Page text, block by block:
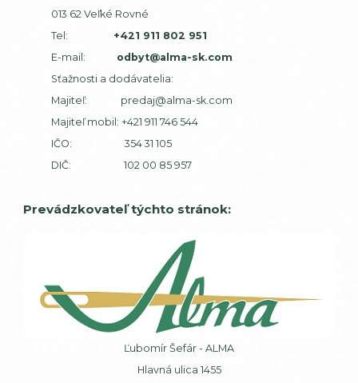
013 62 Veľké Rovné
Tel:
+421 911 802 951
E-mail: odbyt@alma-sk.com
Sťažnosti a dodávatelia:
Majiteľ: predaj@alma-sk.com
Majiteľ mobil: +421 911 746 544
IČO: 354 31 105
DIČ: 102 00 85 957
Prevádzkovateľ týchto stránok:
Ľubomír Šefár - ALMA
Hlavná ulica 1455